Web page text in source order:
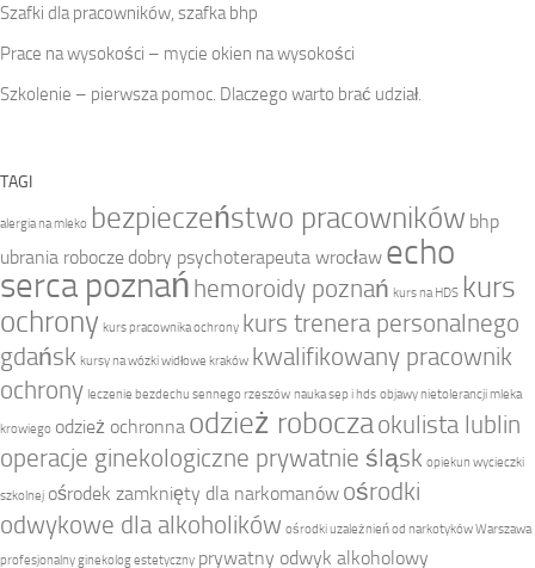
Szafki dla pracowników, szafka bhp
Prace na wysokości – mycie okien na wysokości
Szkolenie – pierwsza pomoc. Dlaczego warto brać udział.
TAGI
alergia na mleko bezpieczeństwo pracowników bhp
ubrania robocze dobry psychoterapeuta wrocław echo
serca poznań hemoroidy poznań kurs na HDS kurs
ochrony kurs pracownika ochrony kurs trenera personalnego
gdańsk kursy na wózki widłowe kraków kwalifikowany pracownik
ochrony leczenie bezdechu sennego rzeszów nauka sep i hds objawy nietolerancji mleka
krowiego odzież ochronna odzież roboczaokulista lublin
operacje ginekologiczne prywatnie śląsk opiekun wycieczki
szkolnej ośrodek zamknięty dla narkomanów ośrodki
odwykowe dla alkoholików ośrodki uzależnień od narkotyków Warszawa
profesjonalny ginekolog estetyczny prywatny odwyk alkoholowy